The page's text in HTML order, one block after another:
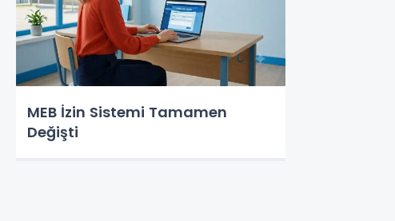
MEB İzin Sistemi Tamamen
Değişti